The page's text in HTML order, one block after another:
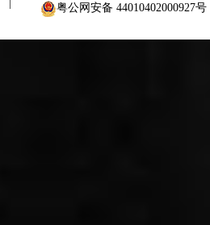
粤公网安备 44010402000927号